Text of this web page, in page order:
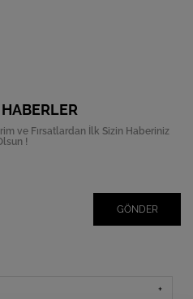
ve Fırsatlardan İlk Sizin Haberiniz
!
GÖNDER